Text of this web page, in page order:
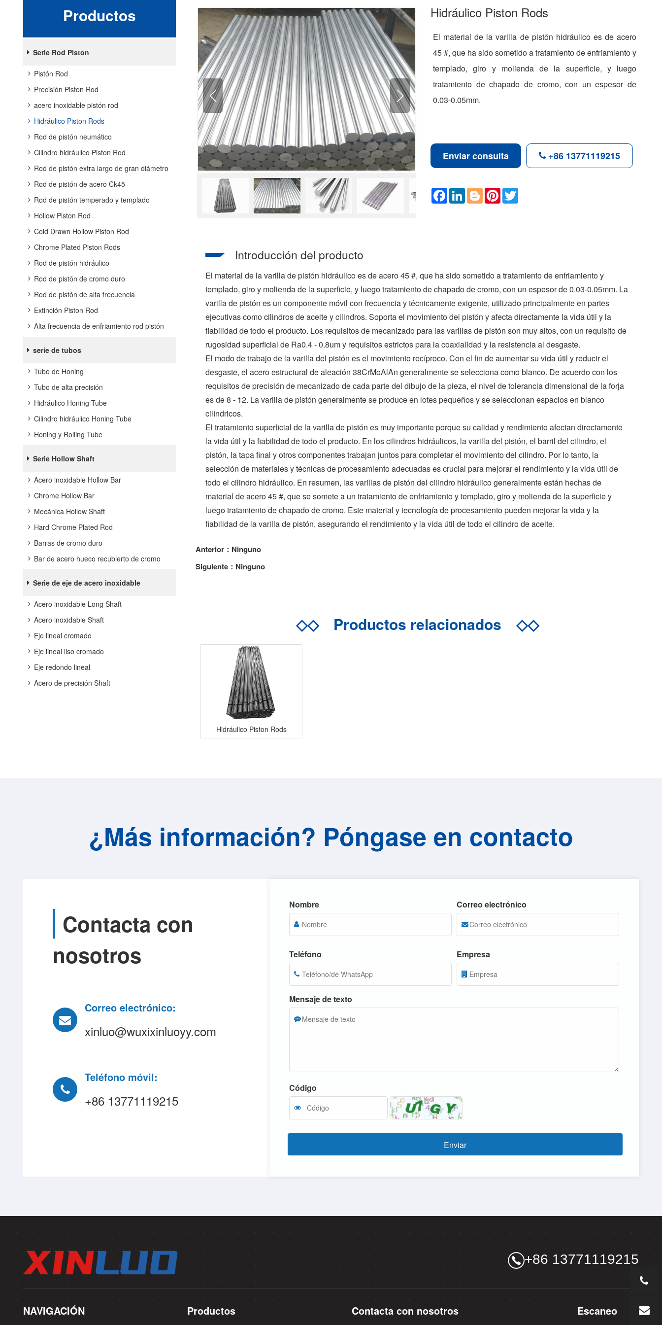
Productos
Serie Rod Piston
Pistón Rod
Precisión Piston Rod
acero inoxidable pistón rod
Hidráulico Piston Rods
Rod de pistón neumático
Cilindro hidráulico Piston Rod
Rod de pistón extra largo de gran diámetro
Rod de pistón de acero Ck45
Rod de pistón temperado y templado
Hollow Piston Rod
Cold Drawn Hollow Piston Rod
Chrome Plated Piston Rods
Rod de pistón hidráulico
Rod de pistón de cromo duro
Rod de pistón de alta frecuencia
Extinción Piston Rod
Alta frecuencia de enfriamiento rod pistón
serie de tubos
Tubo de Honing
Tubo de alta precisión
Hidráulico Honing Tube
Cilindro hidráulico Honing Tube
Honing y Rolling Tube
Serie Hollow Shaft
Acero inoxidable Hollow Bar
Chrome Hollow Bar
Mecánica Hollow Shaft
Hard Chrome Plated Rod
Barras de cromo duro
Bar de acero hueco recubierto de cromo
Serie de eje de acero inoxidable
Acero inoxidable Long Shaft
Acero inoxidable Shaft
Eje lineal cromado
Eje lineal liso cromado
Eje redondo lineal
Acero de precisión Shaft
Hidráulico Piston Rods
El material de la varilla de pistón hidráulico es de acero
45 #, que ha sido sometido a tratamiento de enfriamiento y
templado, giro y molienda de la superficie, y luego
tratamiento de chapado de cromo, con un espesor de
0.03-0.05mm.
Enviar consulta +86 13771119215
F
a
L
B
P
Introducción del producto
El material de la varilla de pistón hidráulico es de acero 45 #, que ha sido sometido a tratamiento de enfriamiento y
templado, giro y molienda de la superficie, y luego tratamiento de chapado de cromo, con un espesor de 0.03-0.05mm. La
varilla de pistón es un componente móvil con frecuencia y técnicamente exigente, utilizado principalmente en partes
ejecutivas como cilindros de aceite y cilindros. Soporta el movimiento del pistón y afecta directamente la vida útil y la
fiabilidad de todo el producto. Los requisitos de mecanizado para las varillas de pistón son muy altos, con un requisito de
rugosidad superficial de Ra0.4 - 0.8um y requisitos estrictos para la coaxialidad y la resistencia al desgaste.
El modo de trabajo de la varilla del pistón es el movimiento recíproco. Con el fin de aumentar su vida útil y reducir el
desgaste, el acero estructural de aleación 38CrMoAlAn generalmente se selecciona como blanco. De acuerdo con los
requisitos de precisión de mecanizado de cada parte del dibujo de la pieza, el nivel de tolerancia dimensional de la forja
es de 8 - 12. La varilla de pistón generalmente se produce en lotes pequeños y se seleccionan espacios en blanco
cilíndricos.
El tratamiento superficial de la varilla de pistón es muy importante porque su calidad y rendimiento afectan directamente
la vida útil y la fiabilidad de todo el producto. En los cilindros hidráulicos, la varilla del pistón, el barril del cilindro, el
pistón, la tapa final y otros componentes trabajan juntos para completar el movimiento del cilindro. Por lo tanto, la
selección de materiales y técnicas de procesamiento adecuadas es crucial para mejorar el rendimiento y la vida útil de
todo el cilindro hidráulico. En resumen, las varillas de pistón del cilindro hidráulico generalmente están hechas de
material de acero 45 #, que se somete a un tratamiento de enfriamiento y templado, giro y molienda de la superficie y
luego tratamiento de chapado de cromo. Este material y tecnología de procesamiento pueden mejorar la vida y la
fiabilidad de la varilla de pistón, asegurando el rendimiento y la vida útil de todo el cilindro de aceite.
Anterior：Ninguno
Siguiente：Ninguno
◇◇Productos relacionados ◇◇
Hidráulico Piston Rods
¿Más información? Póngase en contacto
Contacta con
nosotros
Correo electrónico:
xinluo@wuxixinluoyy.com
Teléfono móvil:
+86 13771119215
Nombre Correo electrónico
Teléfono Empresa
Mensaje de texto
Código
Enviar
+86 13771119215
NAVIGACIÓN Productos Contacta con nosotros Escaneo